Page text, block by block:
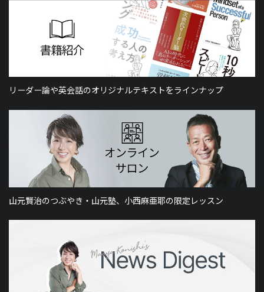
リーダー論や英会話のオリジナルテキストをラインナップ
山元賢治のつぶやき・山元塾、小西麻亜耶の限定レッスン